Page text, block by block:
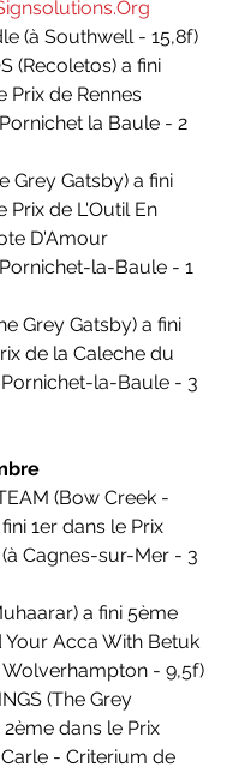
(à Southwell - 15,8f)
(Recoletos) a fini
Prix de Rennes
la Baule - 2
Grey Gatsby) a fini
Prix de L'Outil En
D'Amour
la-Baule - 1
Grey Gatsby) a fini
de la Caleche du
Pornichet-la-Baule - 3
(Bow Creek -
1er dans le Prix
Cagnes-sur-Mer - 3
a fini 5ème
Your Acca With Betuk
Wolverhampton - 9,5f)
(The Grey
2ème dans le Prix
- Criterium de